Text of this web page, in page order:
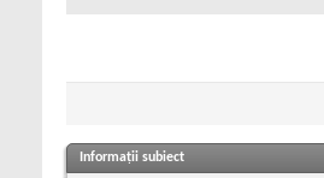
Informații subiect